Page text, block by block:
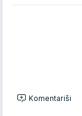
Komentariši